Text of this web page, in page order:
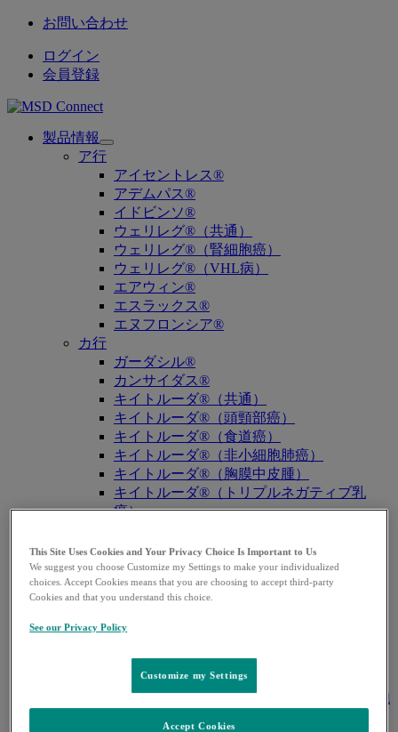
お問い合わせ
ログイン
会員登録
製品情報
Open
submenu
ア行
アイセントレス®
アデムパス®
イドビンソ®
ウェリレグ®（共通）
ウェリレグ®（腎細胞癌）
ウェリレグ®（VHL病）
エアウィン®
エスラックス®
エヌフロンシア®
カ行
ガーダシル®
カンサイダス®
キイトルーダ®（共通）
キイトルーダ®（頭頸部癌）
キイトルーダ®（食道癌）
キイトルーダ®（非小細胞肺癌）
キイトルーダ®（胸膜中皮腫）
キイトルーダ®（トリプルネガティブ乳
癌）
キイトルーダ®（胆道癌）
キイトルーダ®（腎細胞癌）
キイトルーダ®（尿路上皮癌）
キイトルーダ®（子宮体癌）
キイトルーダ®（子宮頸癌）
キイトルーダ®（古典的ホジキンリンパ
腫）
キイトルーダ®（原発性縦隔大細胞型B細胞
This Site Uses Cookies and Your Privacy Choice Is Important to Us
We suggest you choose Customize my Settings to make your individualized
choices. Accept Cookies means that you are choosing to accept third-party
Cookies and that you understand this choice.
See our Privacy Policy
Customize my Settings
Accept Cookies